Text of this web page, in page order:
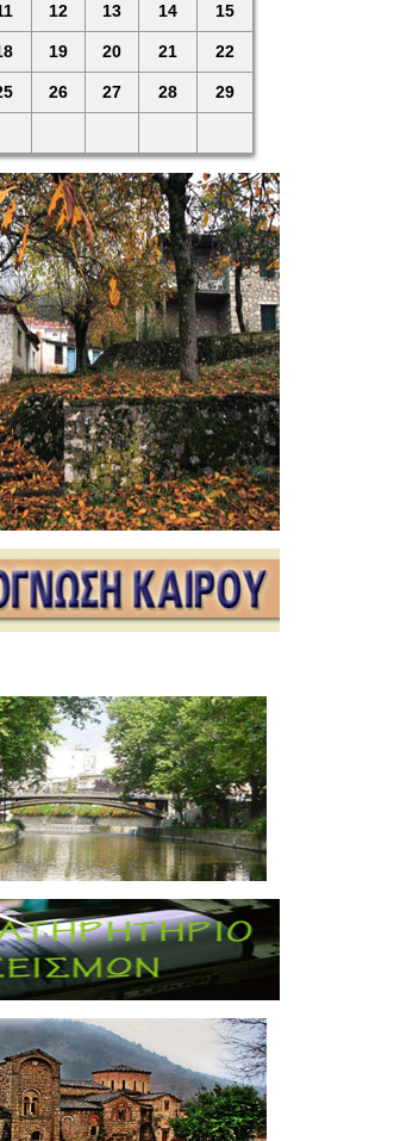
12 13 14 15
19 20 21 22
26 27 28 29